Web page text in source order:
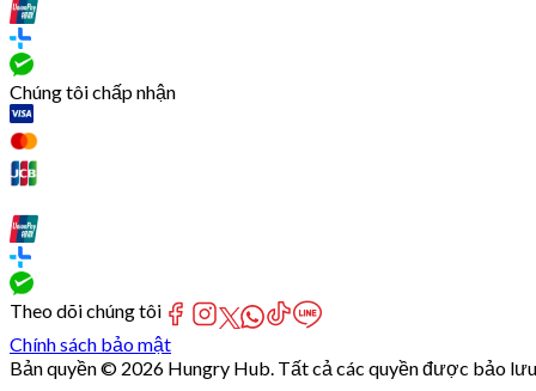
Chúng tôi chấp nhận
Theo dõi chúng tôi
Chính sách bảo mật
Bản quyền © 2026 Hungry Hub. Tất cả các quyền được bảo